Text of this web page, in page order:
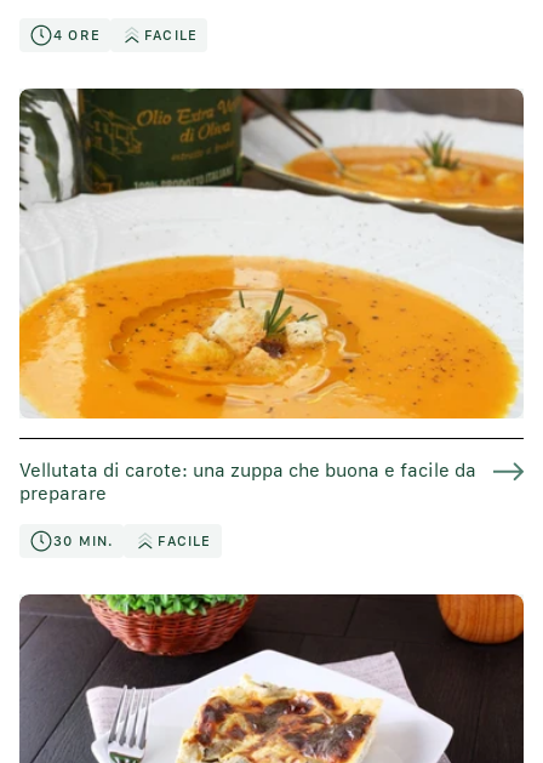
4 ORE FACILE
Vellutata di carote: una zuppa che buona e facile da
preparare
30 MIN. FACILE